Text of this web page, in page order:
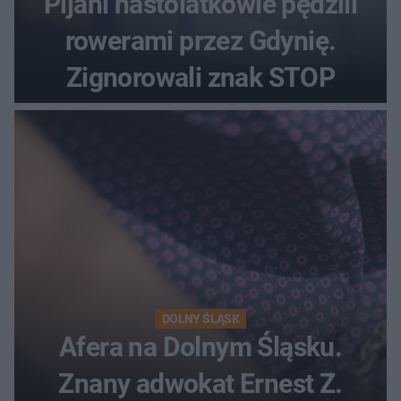
rowerami przez Gdynię.
Zignorowali znak STOP
DOLNY ŚLĄSK
Afera na Dolnym Śląsku.
Znany adwokat Ernest Z.